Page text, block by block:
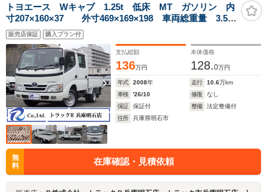
逸脱警報 オートライ
ト オートエアコン
ト/シートヒーター/両
側電動スライドドア/
ー/CD/BTA/ETC
トヨエース Wキャブ 1.25t 低床 MT ガソリン 内
寸207×160×37 外寸469×169×198 車両総重量 3.5t
未 普通免許 4ナンバー エンジン型式 1TR
2000cc 保障付 小型 トラック
販売店保証 購入プラン付
支払総額
136万円
本体価格
128.0万円
年式 2008年 走行 10.6万km
車検
'26/10 修復
なし
保証
保証付 整備
法定整備付
住所
兵庫県明石市
無
料
在庫確認・見積依頼